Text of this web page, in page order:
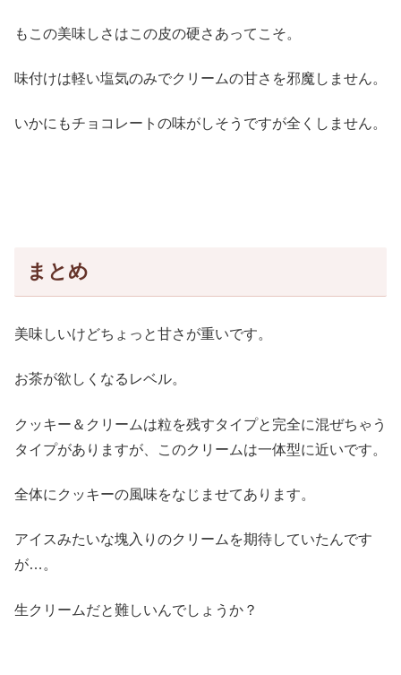
もこの美味しさはこの皮の硬さあってこそ。
味付けは軽い塩気のみでクリームの甘さを邪魔しません。
いかにもチョコレートの味がしそうですが全くしません。
まとめ
美味しいけどちょっと甘さが重いです。
お茶が欲しくなるレベル。
クッキー＆クリームは粒を残すタイプと完全に混ぜちゃう
タイプがありますが、このクリームは一体型に近いです。
全体にクッキーの風味をなじませてあります。
アイスみたいな塊入りのクリームを期待していたんです
が…。
生クリームだと難しいんでしょうか？